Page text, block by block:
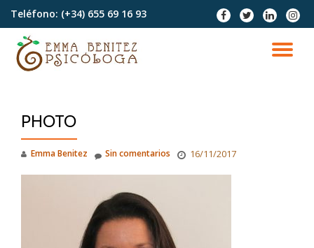
Saltar
contenido
Teléfono: (+34) 655 69 16 93
fa-
facebook
fa-
twitter
fa-
linkedin
fa-
PHOTO
Emma Benitez 16/11/2017
Sin comentarios